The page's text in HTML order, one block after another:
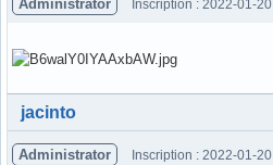
Administrator Inscription : 2022-01-20
Hors ligne
jacinto
Administrator Inscription : 2022-01-20